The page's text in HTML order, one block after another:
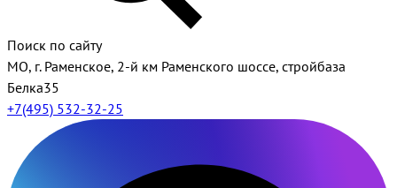
Поиск по сайту
МО, г. Раменское, 2-й км Раменского шоссе, стройбаза
Белка35
+7(495) 532-32-25